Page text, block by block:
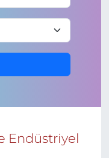
Endüstriyel